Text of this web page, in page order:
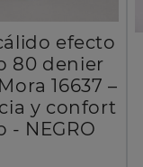
efecto
80 denier
16637 –
y confort
- NEGRO